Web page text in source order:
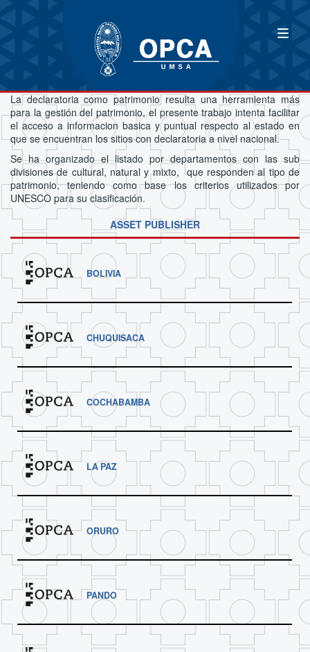
La declaratoria como patrimonio resulta una herramienta más
para la gestión del patrimonio, el presente trabajo intenta facilitar
el acceso a informacion basica y puntual respecto al estado en
que se encuentran los sitios con declaratoria a nivel nacional.
Se ha organizado el listado por departamentos con las sub
divisiones de cultural, natural y mixto, que responden al tipo de
patrimonio, teniendo como base los criterios utilizados por
UNESCO para su clasificación.
ASSET PUBLISHER
BOLIVIA
CHUQUISACA
COCHABAMBA
LA PAZ
ORURO
PANDO